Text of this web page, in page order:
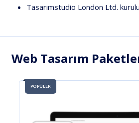
Tasarımstudio London Ltd.
Web Tasarım
POPÜLER